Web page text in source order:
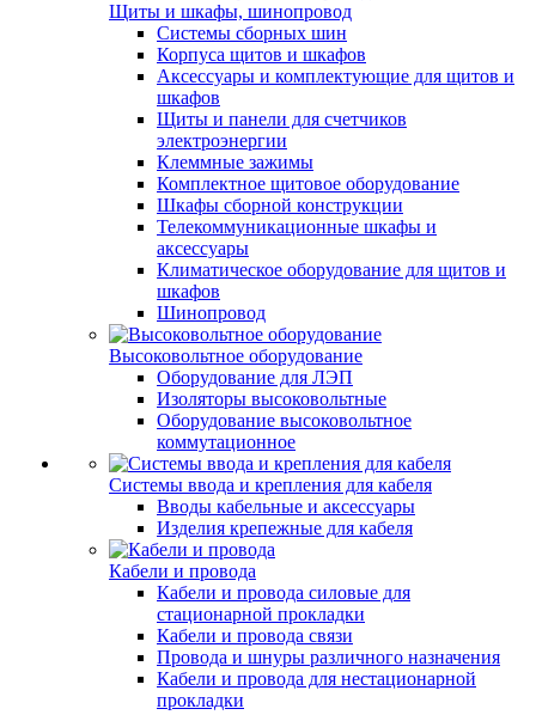
Щиты и шкафы, шинопровод
Системы сборных шин
Корпуса щитов и шкафов
Аксессуары и комплектующие для щитов и
шкафов
Щиты и панели для счетчиков
электроэнергии
Клеммные зажимы
Комплектное щитовое оборудование
Шкафы сборной конструкции
Телекоммуникационные шкафы и
аксессуары
Климатическое оборудование для щитов и
шкафов
Шинопровод
Высоковольтное оборудование
Оборудование для ЛЭП
Изоляторы высоковольтные
Оборудование высоковольтное
коммутационное
Системы ввода и крепления для кабеля
Вводы кабельные и аксессуары
Изделия крепежные для кабеля
Кабели и провода
Кабели и провода силовые для
стационарной прокладки
Кабели и провода связи
Провода и шнуры различного назначения
Кабели и провода для нестационарной
прокладки